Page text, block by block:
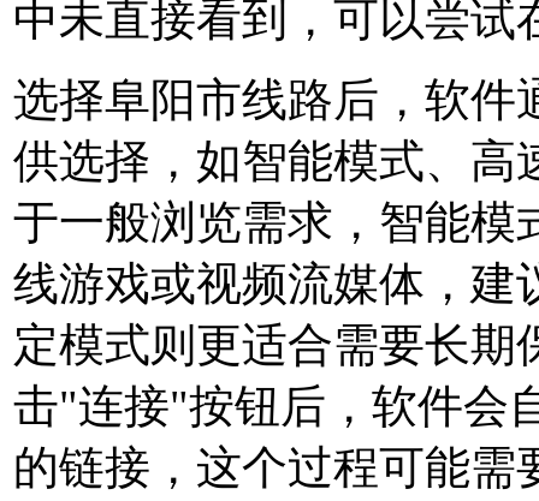
中未直接看到，可以尝试
选择阜阳市线路后，软件
供选择，如智能模式、高
于一般浏览需求，智能模
线游戏或视频流媒体，建
定模式则更适合需要长期
击"连接"按钮后，软件会
的链接，这个过程可能需